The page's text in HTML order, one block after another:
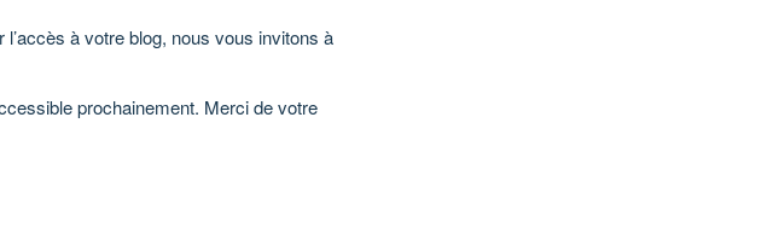
à votre blog, nous vous invitons à
prochainement. Merci de votre